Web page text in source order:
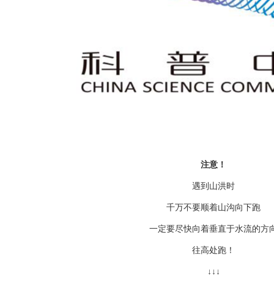
注意！
遇到山洪时
千万不要顺着山沟向下跑
一定要尽快向着垂直于水流的方
往高处跑！
↓↓↓